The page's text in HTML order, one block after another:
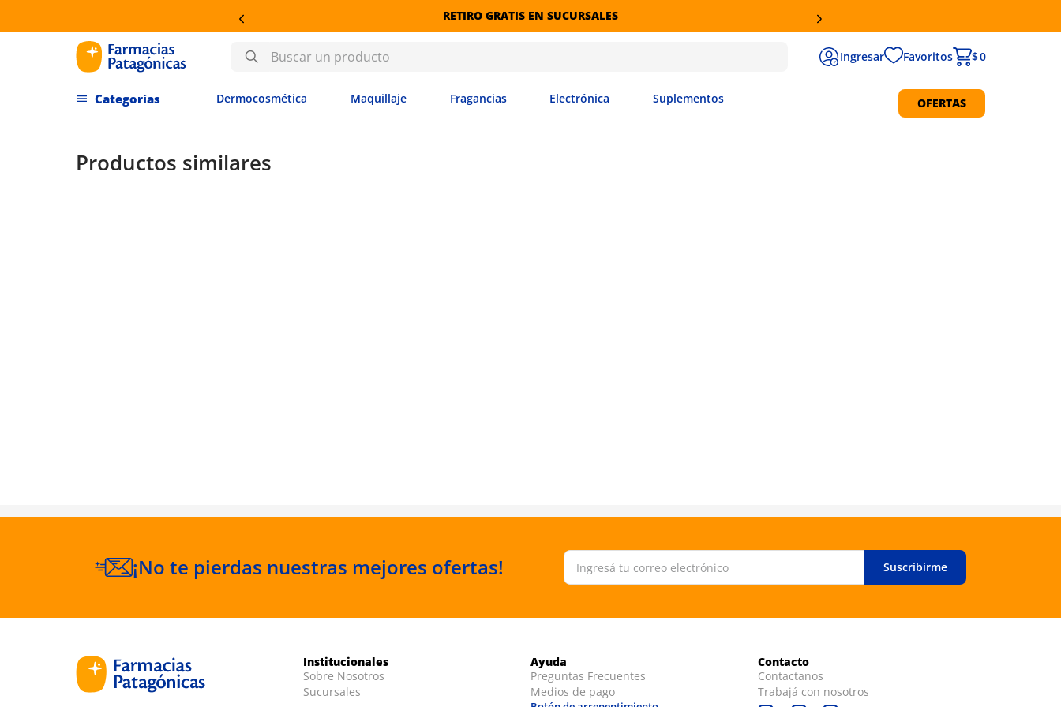
RETIRO GRATIS EN SUCURSALES
Buscar un producto Favoritos $ 0
Dermocosmética Maquillaje Fragancias Electrónica Suplementos OFERTAS
Productos similares
¡No te pierdas nuestras mejores ofertas! Suscribirme
Institucionales
Sobre Nosotros
Sucursales
Ayuda
Preguntas Frecuentes
Medios de pago
Contacto
Contactanos
Trabajá con nosotros